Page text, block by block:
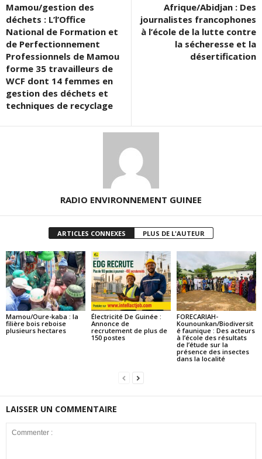
Mamou/gestion des
déchets : L’l’Office
National de Formation et
de Perfectionnement
Professionnels de Mamou
forme 35 travailleurs de
WCF dont 14 femmes en
gestion des déchets et
techniques de recyclage
Afrique/Abidjan : Des
journalistes francophones
à l’école de la lutte contre
la sécheresse et la
désertification
RADIO ENVIRONNEMENT GUINEE
ARTICLES CONNEXES PLUS DE L'AUTEUR
Mamou/Oure-kaba : la
filière bois reboise
plusieurs hectares
Électricité De Guinée :
Annonce de
recrutement de plus de
150 postes
FORECARIAH-
Kounounkan/Biodiversit
é faunique : Des acteurs
à l’école des résultats
de l’étude sur la
présence des insectes
dans la localité
LAISSER UN COMMENTAIRE